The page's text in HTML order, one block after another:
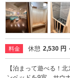
料金 休憩 2,530 円
【泊まって遊べる！